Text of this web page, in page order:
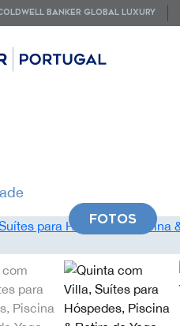
BANKER GLOBAL LUXURY
FOTOS